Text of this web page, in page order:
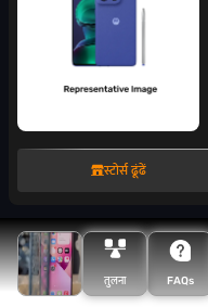
स्टोर्स ढूंढें
तुलना FAQs